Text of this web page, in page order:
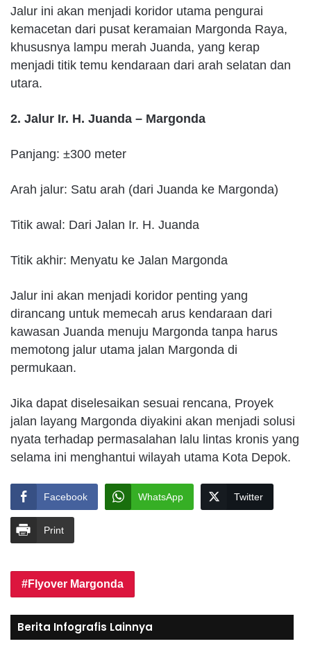
Jalur ini akan menjadi koridor utama pengurai
kemacetan dari pusat keramaian Margonda Raya,
khususnya lampu merah Juanda, yang kerap
menjadi titik temu kendaraan dari arah selatan dan
utara.
2. Jalur Ir. H. Juanda – Margonda
Panjang: ±300 meter
Arah jalur: Satu arah (dari Juanda ke Margonda)
Titik awal: Dari Jalan Ir. H. Juanda
Titik akhir: Menyatu ke Jalan Margonda
Jalur ini akan menjadi koridor penting yang
dirancang untuk memecah arus kendaraan dari
kawasan Juanda menuju Margonda tanpa harus
memotong jalur utama jalan Margonda di
permukaan.
Jika dapat diselesaikan sesuai rencana, Proyek
jalan layang Margonda diyakini akan menjadi solusi
nyata terhadap permasalahan lalu lintas kronis yang
selama ini menghantui wilayah utama Kota Depok.
Facebook WhatsApp Twitter
Print
Flyover Margonda
Berita Infografis Lainnya